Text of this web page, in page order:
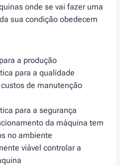
onde se vai fazer uma
sua condição obedecem
a produção
para a qualidade
de manutenção
para a segurança
da máquina tem
no ambiente
viável controlar a